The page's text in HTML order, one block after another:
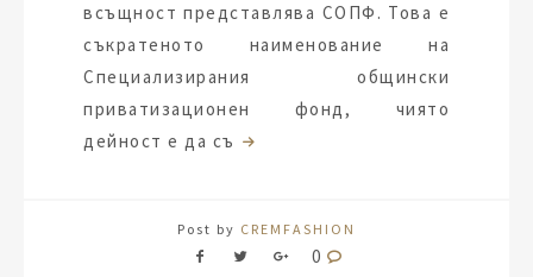
всъщност представлява СОПФ. Това е
съкратеното наименование на
Специализирания общински
приватизационен фонд, чиято
дейност е да съ
Post by CREMFASHION
0